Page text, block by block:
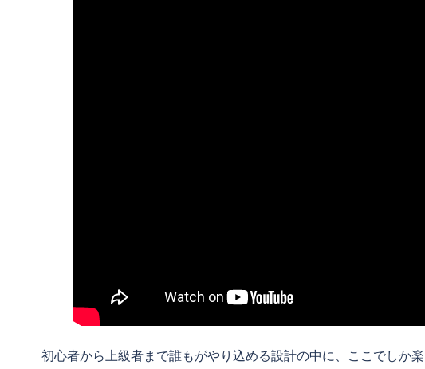
初心者から上級者まで誰もがやり込める設計の中に、ここでしか